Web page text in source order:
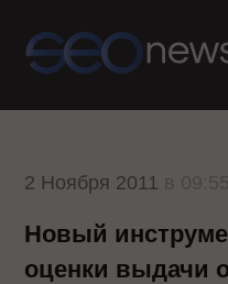
2 Ноября 2011
Новый
оценки выдачи